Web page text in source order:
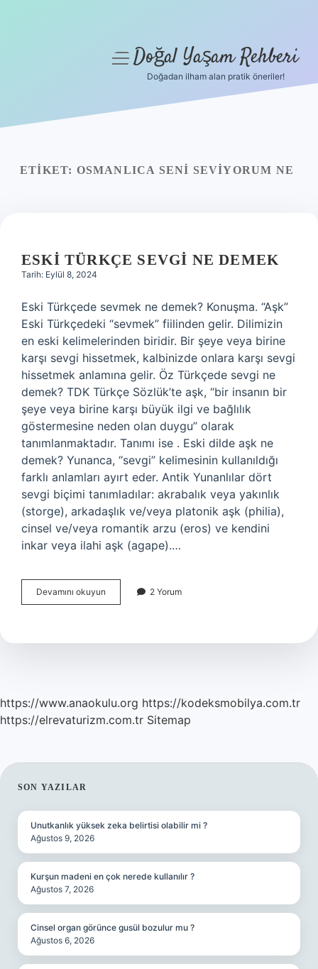
Yasal Uyarı
menüyüDoğal Yaşam Rehberi
Doğadan ilham alan pratik öneriler!
ETIKET: OSMANLICA SENI SEVIYORUM NE
ESKI TÜRKÇE SEVGI NE DEMEK
Tarih: Eylül 8, 2024
Eski Türkçede sevmek ne demek? Konuşma. “Aşk”
Eski Türkçedeki “sevmek” fiilinden gelir. Dilimizin
en eski kelimelerinden biridir. Bir şeye veya birine
karşı sevgi hissetmek, kalbinizde onlara karşı sevgi
hissetmek anlamına gelir. Öz Türkçede sevgi ne
demek? TDK Türkçe Sözlük’te aşk, “bir insanın bir
şeye veya birine karşı büyük ilgi ve bağlılık
göstermesine neden olan duygu” olarak
tanımlanmaktadır. Tanımı ise . Eski dilde aşk ne
demek? Yunanca, “sevgi” kelimesinin kullanıldığı
farklı anlamları ayırt eder. Antik Yunanlılar dört
sevgi biçimi tanımladılar: akrabalık veya yakınlık
(storge), arkadaşlık ve/veya platonik aşk (philia),
cinsel ve/veya romantik arzu (eros) ve kendini
inkar veya ilahi aşk (agape).…
Devamını okuyun
Türkçe
Demek
2 Yorum
https://www.anaokulu.org https://kodeksmobilya.com.tr
https://elrevaturizm.com.tr Sitemap
SIDEBAR
SON YAZILAR
Unutkanlık yüksek zeka belirtisi olabilir mi ?
Ağustos 9, 2026
Kurşun madeni en çok nerede kullanılır ?
Ağustos 7, 2026
Cinsel organ görünce gusül bozulur mu ?
Ağustos 6, 2026